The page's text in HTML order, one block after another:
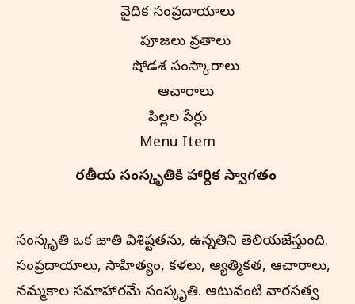
వైదిక సంప్రదాయాలు
పూజలు వ్రతాలు
షోడశ సంస్కారాలు
ఆచారాలు
పిల్లల పేర్లు
Menu Item
భారతీయ సంస్కృతి‌కి హార్దిక స్వాగతం
సంస్కృతి ఒక జాతి విశిష్టతను, ఉన్నతిని తెలియజేస్తుంది.
సంప్రదాయాలు, సాహిత్యం, కళలు, ఆధ్యాత్మికత, ఆచారాలు,
నమ్మకాల సమాహారమే సంస్కృతి. అటువంటి వారసత్వ